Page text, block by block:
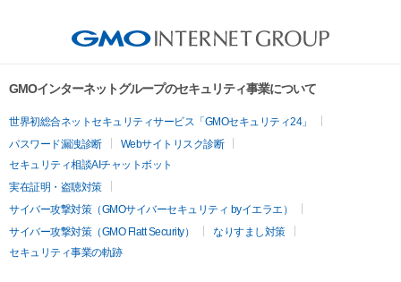
GMOインターネットグループのセキュリティ事業について
世界初総合ネットセキュリティサービス「GMOセキュリティ24」
パスワード漏洩診断
Webサイトリスク診断
セキュリティ相談AIチャットボット
実在証明・盗聴対策
サイバー攻撃対策（GMOサイバーセキュリティ byイエラエ）
サイバー攻撃対策（GMO Flatt Security）
なりすまし対策
セキュリティ事業の軌跡